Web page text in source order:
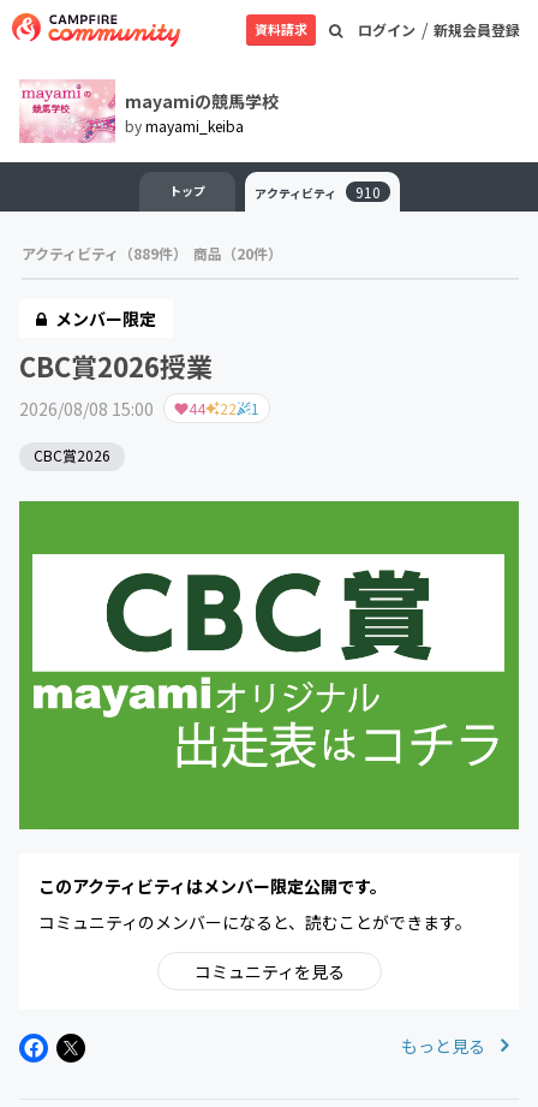
ログイン / 新規会員登録
資料請求
mayamiの競馬学校
bymayami_keiba
トップ アクティビティ 910
アクティビティ（889件） 商品（20件）
メンバー限定
CBC賞2026授業
2026/08/08 15:00 44 22 1
CBC賞2026
このアクティビティはメンバー限定公開です。
コミュニティのメンバーになると、読むことができます。
コミュニティを見る
もっと見る